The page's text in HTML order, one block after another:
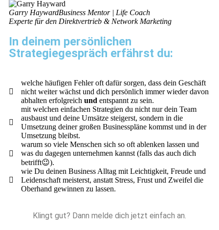
Garry HaywardBusiness Mentor | Life Coach
Experte für den Direktvertrieb & Network Marketing
In deinem persönlichen
Strategiegespräch erfährst du:
welche häufigen Fehler oft dafür sorgen, dass dein Geschäft
nicht weiter wächst und dich persönlich immer wieder davon
abhalten erfolgreich und entspannt zu sein.
mit welchen einfachen Strategien du nicht nur dein Team
ausbaust und deine Umsätze steigerst, sondern in die
Umsetzung deiner großen Businesspläne kommst und in der
Umsetzung bleibst.
warum so viele Menschen sich so oft ablenken lassen und
was du dagegen unternehmen kannst (falls das auch dich
betrifft😉).
wie Du deinen Business Alltag mit Leichtigkeit, Freude und
Leidenschaft meisterst, anstatt Stress, Frust und Zweifel die
Oberhand gewinnen zu lassen.
Klingt gut? Dann melde dich jetzt einfach an.